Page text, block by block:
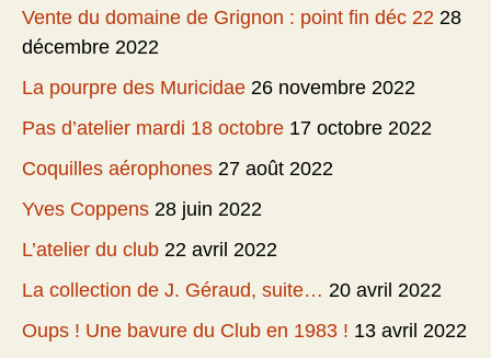
Vente du domaine de Grignon : point fin déc 22 28
décembre 2022
La pourpre des Muricidae 26 novembre 2022
Pas d’atelier mardi 18 octobre 17 octobre 2022
Coquilles aérophones 27 août 2022
Yves Coppens 28 juin 2022
L’atelier du club 22 avril 2022
La collection de J. Géraud, suite… 20 avril 2022
Oups ! Une bavure du Club en 1983 ! 13 avril 2022